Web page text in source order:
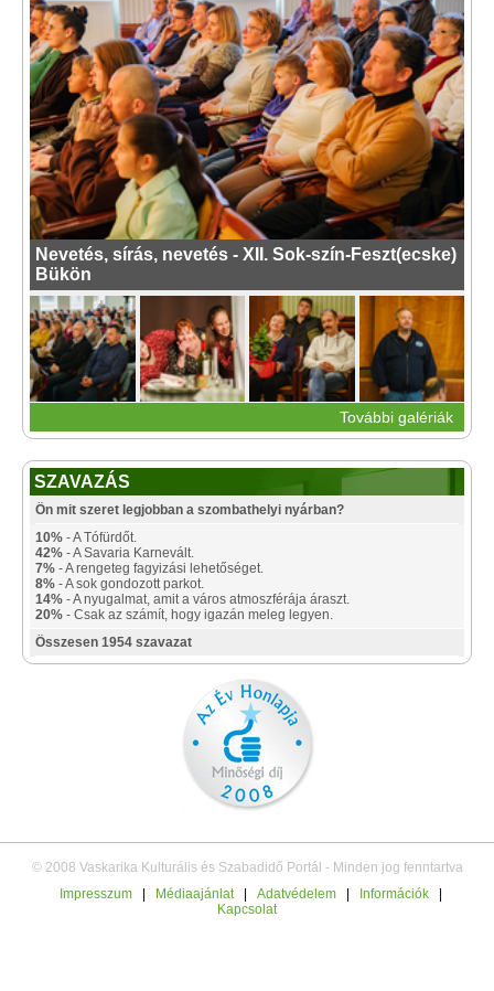
Nevetés, sírás, nevetés - XII. Sok-szín-Feszt(ecske)
Bükön
További galériák
SZAVAZÁS
Ön mit szeret legjobban a szombathelyi nyárban?
10% - A Tófürdőt.
42% - A Savaria Karnevált.
7% - A rengeteg fagyizási lehetőséget.
8% - A sok gondozott parkot.
14% - A nyugalmat, amit a város atmoszférája áraszt.
20% - Csak az számít, hogy igazán meleg legyen.
Összesen 1954 szavazat
© 2008 Vaskarika Kulturális és Szabadidő Portál - Minden jog fenntartva
Impresszum
Médiaajánlat Adatvédelem Információk
Kapcsolat